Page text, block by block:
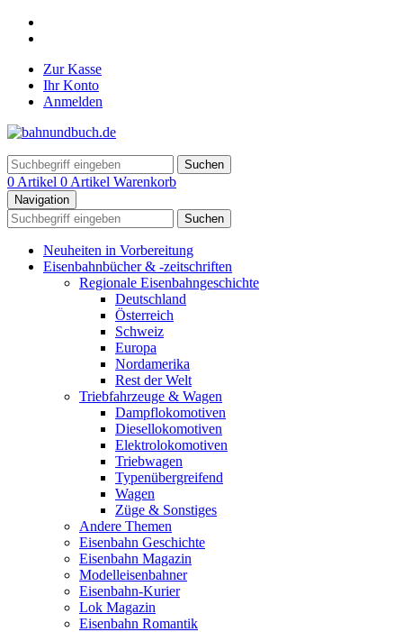
Zur Kasse
Ihr Konto
Anmelden
Suchen
0 Artikel 0 Artikel Warenkorb
Navigation
Suchen
Neuheiten in Vorbereitung
Eisenbahnbücher & -zeitschriften
Regionale Eisenbahngeschichte
Deutschland
Österreich
Schweiz
Europa
Nordamerika
Rest der Welt
Triebfahrzeuge & Wagen
Dampflokomotiven
Diesellokomotiven
Elektrolokomotiven
Triebwagen
Typenübergreifend
Wagen
Züge & Sonstiges
Andere Themen
Eisenbahn Geschichte
Eisenbahn Magazin
Modelleisenbahner
Eisenbahn-Kurier
Lok Magazin
Eisenbahn Romantik